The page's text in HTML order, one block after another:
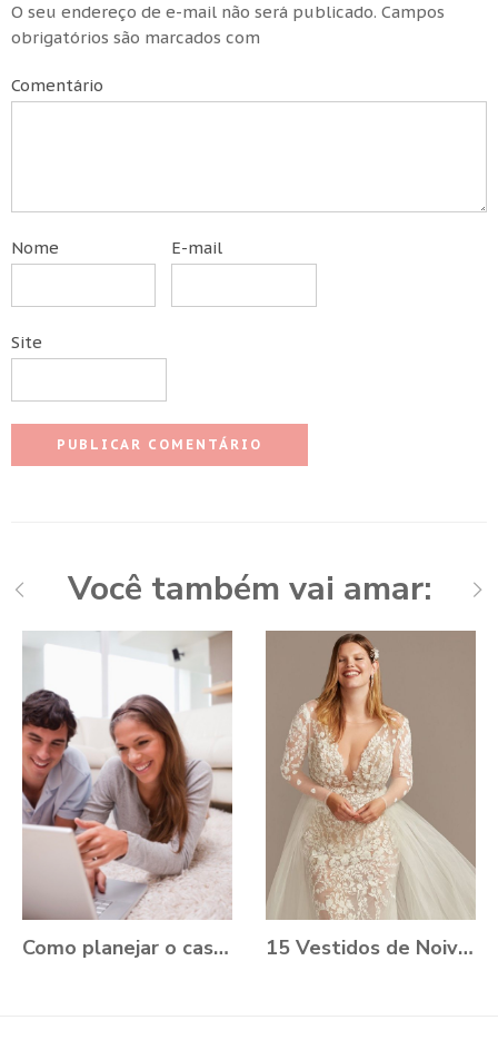
O seu endereço de e-mail não será publicado. Campos
obrigatórios são marcados com
Comentário
Nome E-mail
Site
Você também vai amar:
Como planejar o casamento durante a Pandemia? 15 Vestidos de Noiva Plus Size para você se apaixonar